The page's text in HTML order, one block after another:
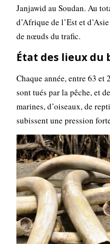
Janjawid au Soudan. Au
d’Afrique de l’Est et
de nœuds du trafic.
État des lieux du
Chaque année, entre 63
sont tués par la pêche, et
marines, d’oiseaux, de
subissent une pression